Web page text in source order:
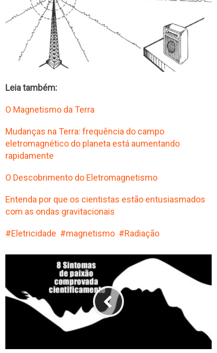
Leia também:
O Magnetismo da Terra
Mudanças na Terra: frequência do campo
eletromagnético do planeta está aumentando
rapidamente
O Descobrimento do Eletromagnetismo
Entenda por que os cientistas estão entusiasmados
com as ondas gravitacionais
Eletricidade magnetismo Radiação